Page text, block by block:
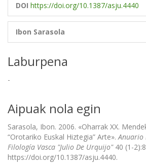
DOI https://doi.org/10.1387/asju.4440
Ibon Sarasola
Laburpena
-
Aipuak nola egin
Sarasola, Ibon. 2006. «Oharrak XX.
“Orotariko Euskal Hiztegia” Arte».Anuario
Filología Vasca "Julio De Urquijo"40 (1-
https://doi.org/10.1387/asju.4440.